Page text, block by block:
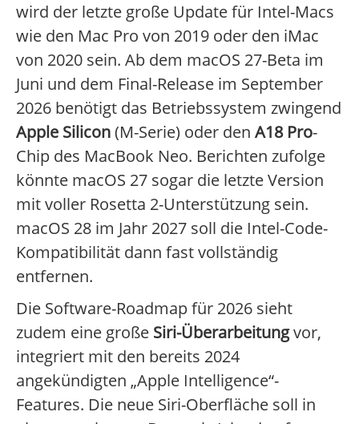
wird der letzte große Update für Intel-Macs
wie den Mac Pro von 2019 oder den iMac
von 2020 sein. Ab dem macOS 27-Beta im
Juni und dem Final-Release im September
2026 benötigt das Betriebssystem zwingend
Apple Silicon(M-Serie) oder den A18 Pro-
Chip des MacBook Neo. Berichten zufolge
könnte macOS 27 sogar die letzte Version
mit voller Rosetta 2-Unterstützung sein.
macOS 28 im Jahr 2027 soll die Intel-Code-
Kompatibilität dann fast vollständig
entfernen.
Die Software-Roadmap für 2026 sieht
zudem eine große Siri-Überarbeitungvor,
integriert mit den bereits 2024
angekündigten „Apple Intelligence“-
Features. Die neue Siri-Oberfläche soll in